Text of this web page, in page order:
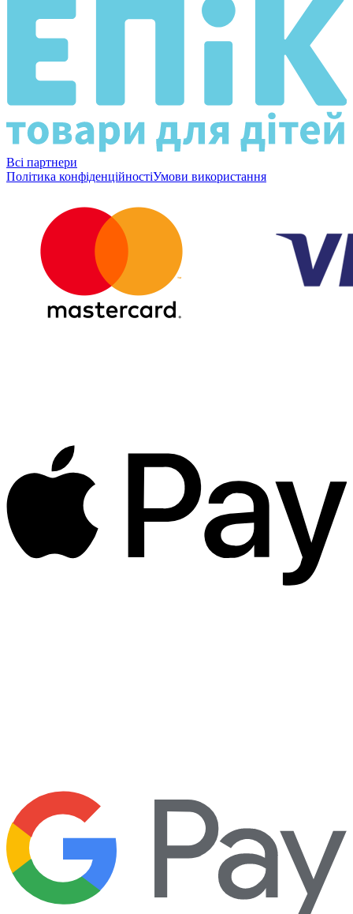
Всі партнери
Політика конфіденційностіУмови використання